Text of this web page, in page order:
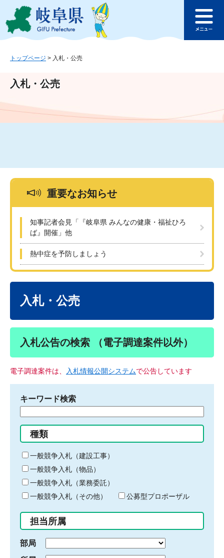
ジ
ュ
文
このページの本文へ
ュ
トップページ > 入札・公売
入札・公売
重要なお知らせ
知事記者会見「『岐阜県 みんなの健康・福祉ひろ
ば』開催」他
熱中症を予防しましょう
入札・公売
入札公告の検索 （電子調達案件以外）
電子調達案件は、 入札情報公開システムで公告しています
キーワード検索
る
キ
ー
ワ
ー
ド
入
力
種類
一般競争入札（建設工事）
一般競争入札（物品）
一般競争入札（業務委託）
一般競争入札（その他）
公募型プロポーザル
担当所属
部局